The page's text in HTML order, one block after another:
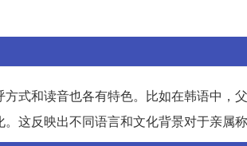
式和读音也各有特色。比如在韩语中，
这反映出不同语言和文化背景对于亲属